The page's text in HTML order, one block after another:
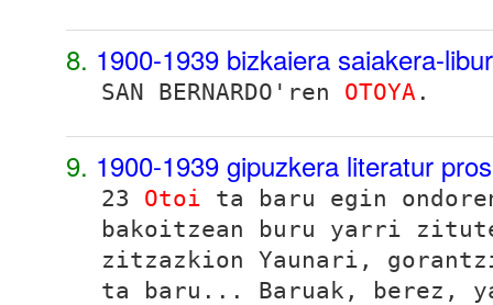
8. 1900-1939 bizkaiera saiakera-
SAN BERNARDO'ren OTOYA .
9. 1900-1939 gipuzkera literatur
23 Otoi ta baru egin
bakoitzean buru yarri
zitzazkion Yaunari,
ta baru... Baruak , berez,